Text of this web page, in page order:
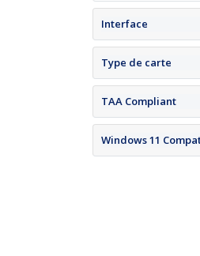
Interface
Type de carte
TAA Compliant
Windows 11